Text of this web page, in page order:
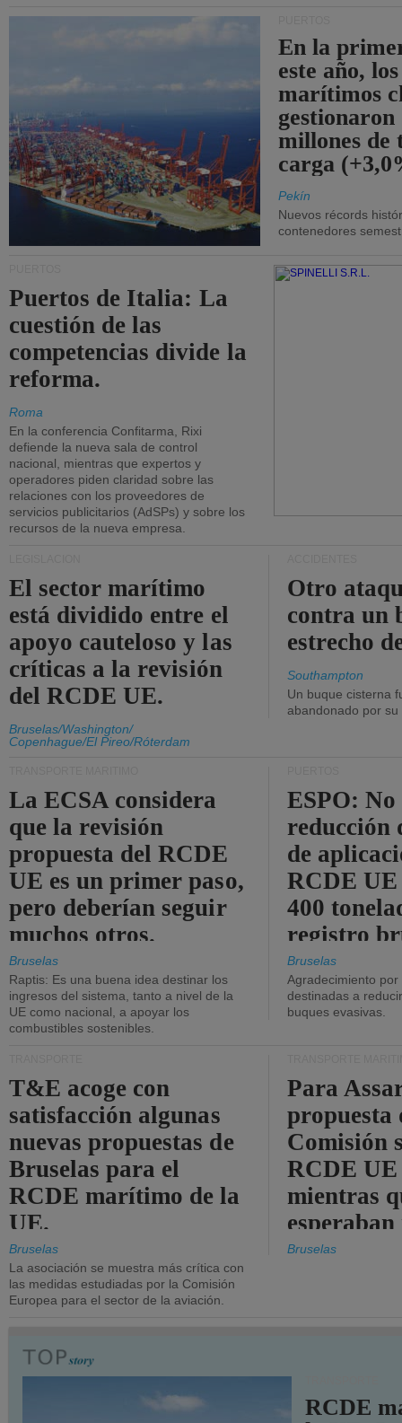
En la
este año,
marítimos
gestionaron
millones de
carga
Pekín
Nuevos récords
contenedores
Puertos de Italia: La
cuestión de las
competencias divide la
reforma.
Roma
En la conferencia Confitarma, Rixi
defiende la nueva sala de control
nacional, mientras que expertos y
operadores piden claridad sobre las
relaciones con los proveedores de
servicios publicitarios (AdSPs) y sobre los
recursos de la nueva empresa.
El sector marítimo
está dividido entre el
apoyo cauteloso y las
críticas a la revisión
del RCDE UE.
Bruselas/Washington/
Copenhague/El Pireo/Róterdam
Otro
contra un
estrecho
Southampton
Un buque cisterna
abandonado por su
La ECSA considera
que la revisión
propuesta del RCDE
UE es un primer paso,
pero deberían seguir
muchos otros.
Bruselas
Raptis: Es una buena idea destinar los
ingresos del sistema, tanto a nivel de la
UE como nacional, a apoyar los
combustibles sostenibles.
ESPO: No
reducción
de
RCDE UE
400
registro
Bruselas
Agradecimiento
destinadas a
buques evasivas.
T&E acoge con
satisfacción algunas
nuevas propuestas de
Bruselas para el
RCDE marítimo de la
UE.
Bruselas
La asociación se muestra más crítica con
las medidas estudiadas por la Comisión
Europea para el sector de la aviación.
Para
propuesta
Comisión
RCDE
mientras
más
Bruselas
RCDE